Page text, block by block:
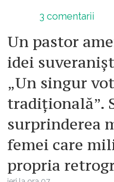
3 comentarii
Un pastor
idei
„Un singur
tradițională”.
surprinderea
femei care
propria